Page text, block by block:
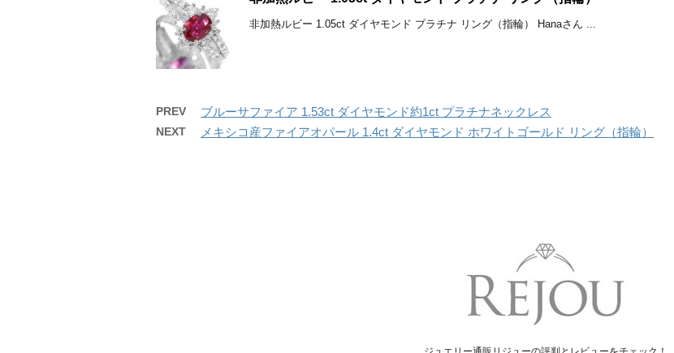
非加熱ルビー 1.05ct ダイヤモンド プラチナ リング（指輪） Hanaさん ...
PREV ブルーサファイア 1.53ct ダイヤモンド約1ct プラチナネックレス
NEXT メキシコ産ファイアオパール 1.4ct ダイヤモンド ホワイトゴールド リング（指輪）